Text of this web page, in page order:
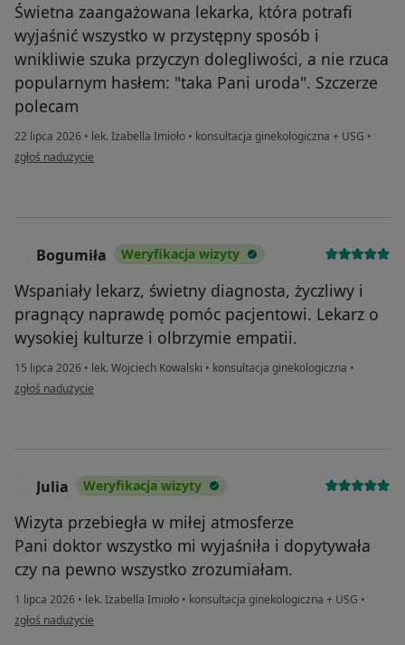
Świetna zaangażowana lekarka, która potrafi
wyjaśnić wszystko w przystępny sposób i
wnikliwie szuka przyczyn dolegliwości, a nie rzuca
popularnym hasłem: "taka Pani uroda". Szczerze
polecam
22 lipca 2026 • lek. Izabella Imioło • konsultacja ginekologiczna + USG •
w opinii użytkownika AJ
zgłoś nadużycie
Bogumiła Weryfikacja wizyty
Wspaniały lekarz, świetny diagnosta, życzliwy i
pragnący naprawdę pomóc pacjentowi. Lekarz o
wysokiej kulturze i olbrzymie empatii.
15 lipca 2026 • lek. Wojciech Kowalski • konsultacja ginekologiczna •
w opinii użytkownika Bogumiła
zgłoś nadużycie
Julia Weryfikacja wizyty
Wizyta przebiegła w miłej atmosferze
Pani doktor wszystko mi wyjaśniła i dopytywała
czy na pewno wszystko zrozumiałam.
1 lipca 2026 • lek. Izabella Imioło • konsultacja ginekologiczna + USG •
w opinii użytkownika Julia
zgłoś nadużycie